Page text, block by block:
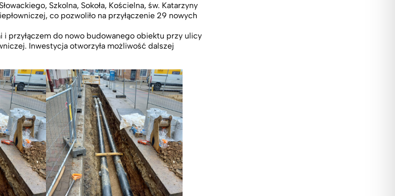
Szkolna, Sokoła, Kościelna, św. Katarzyny
co pozwoliło na przyłączenie 29 nowych
i przyłączem do nowo budowanego obiektu przy ulicy
Inwestycja otworzyła możliwość dalszej